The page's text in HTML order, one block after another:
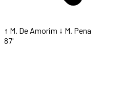
↑ M. De Amorim ↓ M. Pena
87'